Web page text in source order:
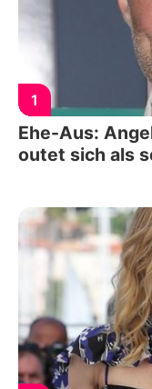
1
Ehe-Aus:
outet sich als